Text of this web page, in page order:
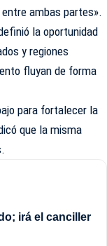
ambas partes».
la oportunidad
y regiones
fluyan de forma
para fortalecer la
que la misma
irá el canciller